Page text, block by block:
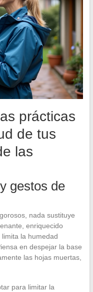
prácticas
de tus
las
gestos de
nada sustituye
enriquecido
la humedad
en despejar la base
las hojas muertas,
para limitar la